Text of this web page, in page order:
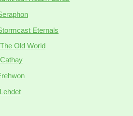
Eternals
Old World